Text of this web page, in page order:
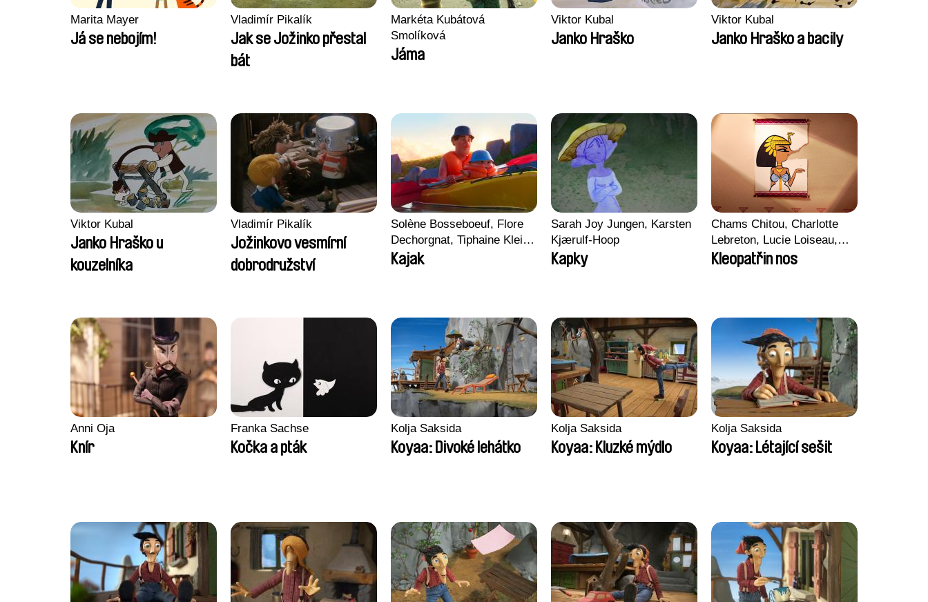
Marita Mayer
Já se nebojím!
Vladimír Pikalík
Jak se Jožinko přestal
bát
Markéta Kubátová
Smolíková
Jáma
Viktor Kubal
Janko Hraško
Viktor Kubal
Janko Hraško a bacily
Viktor Kubal
Janko Hraško u
kouzelníka
Vladimír Pikalík
Jožinkovo vesmírní
dobrodružství
Solène Bosseboeuf, Flore
Dechorgnat, Tiphaine Klein,
Auguste Lefort, Antoine
Rossi
Kajak
Sarah Joy Jungen, Karsten
Kjærulf-Hoop
Kapky
Chams Chitou, Charlotte
Lebreton, Lucie Loiseau,
Mikahel Meah, Maxime
Monier, Marc
Anthony Trefleze
Kleopatřin nos
Anni Oja
Knír
Franka Sachse
Kočka a pták
Kolja Saksida
Koyaa: Divoké lehátko
Kolja Saksida
Koyaa: Kluzké mýdlo
Kolja Saksida
Koyaa: Létající sešit